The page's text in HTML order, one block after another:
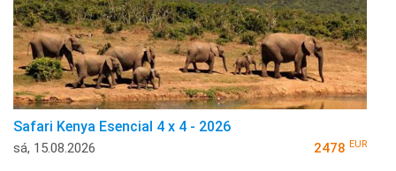
Safari Kenya Esencial 4 x 4 - 2026
sá, 15.08.2026 2478 EUR